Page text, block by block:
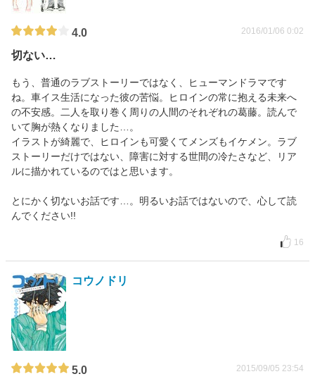
4.0 2016/01/06 0:02
切ない…
もう、普通のラブストーリーではなく、ヒューマンドラマです
ね。車イス生活になった彼の苦悩。ヒロインの常に抱える未来へ
の不安感。二人を取り巻く周りの人間のそれぞれの葛藤。読んで
いて胸が熱くなりました…。
イラストが綺麗で、ヒロインも可愛くてメンズもイケメン。ラブ
ストーリーだけではない、障害に対する世間の冷たさなど、リア
ルに描かれているのではと思います。
とにかく切ないお話です…。明るいお話ではないので、心して読
んでください!!
16
コウノドリ
5.0 2015/09/05 23:54